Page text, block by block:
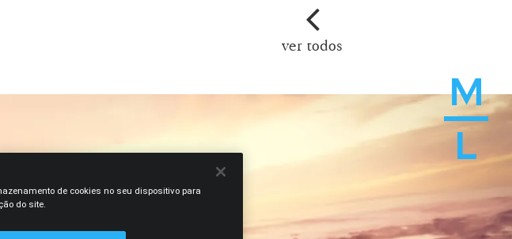
M
L
ver todos
de cookies no seu dispositivo para
do site.